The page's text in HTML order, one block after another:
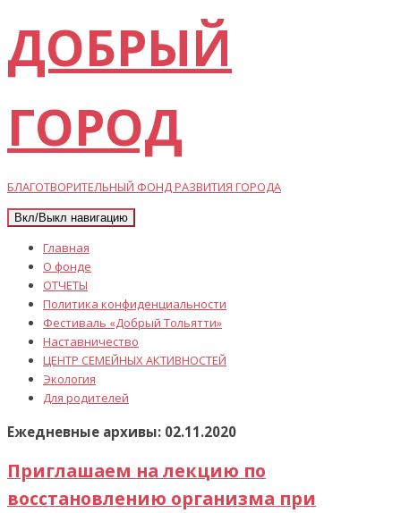
ДОБРЫЙ
ГОРОД
БЛАГОТВОРИТЕЛЬНЫЙ ФОНД РАЗВИТИЯ ГОРОДА
Вкл/Выкл навигацию
Главная
О фонде
ОТЧЕТЫ
Политика конфиденциальности
Фестиваль «Добрый Тольятти»
Наставничество
ЦЕНТР СЕМЕЙНЫХ АКТИВНОСТЕЙ
Экология
Для родителей
Ежедневные архивы: 02.11.2020
Приглашаем на лекцию по
восстановлению организма при